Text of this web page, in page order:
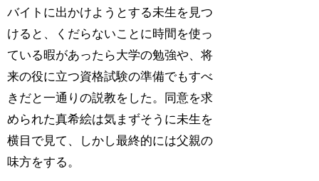
バイトに出かけようとする未生を見つ
けると、くだらないことに時間を使っ
ている暇があったら大学の勉強や、将
来の役に立つ資格試験の準備でもすべ
きだと一通りの説教をした。同意を求
められた真希絵は気まずそうに未生を
横目で見て、しかし最終的には父親の
味方をする。